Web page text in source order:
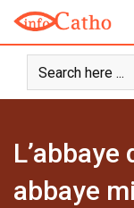
t
L’abbaye
abbaye